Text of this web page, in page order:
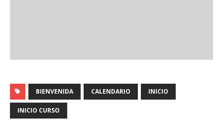
BIENVENIDA CALENDARIO INICIO
INICIO CURSO